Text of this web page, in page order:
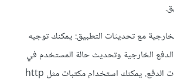
مع تحديثات التطبيق: يمكنك توجيه
الخارجية وتحديث حالة المستخدم في
التطبيق بناءً على معلومات الدفع. يمكنك استخدام مكتبات مثل http